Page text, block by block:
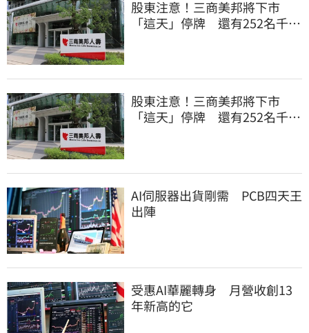
股東注意！三商美邦將下市
「這天」停牌 還有252名千張
股東注意！三商美邦將下市
「這天」停牌 還有252名千張
AI伺服器出貨剛需 PCB四天王
出陣
受惠AI華麗轉身 月營收創13
年新高的它